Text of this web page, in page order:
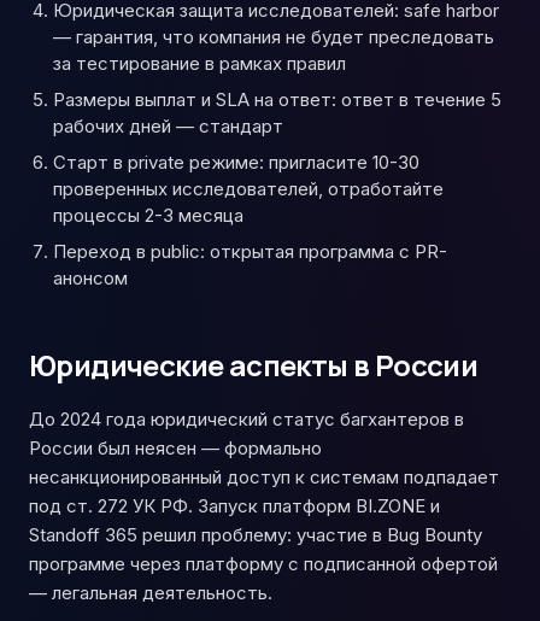
Юридическая защита исследователей: safe harbor
— гарантия, что компания не будет преследовать
за тестирование в рамках правил
Размеры выплат и SLA на ответ: ответ в течение 5
рабочих дней — стандарт
Старт в private режиме: пригласите 10-30
проверенных исследователей, отработайте
процессы 2-3 месяца
Переход в public: открытая программа с PR-
анонсом
Юридические аспекты в России
До 2024 года юридический статус багхантеров в
России был неясен — формально
несанкционированный доступ к системам подпадает
под ст. 272 УК РФ. Запуск платформ BI.ZONE и
Standoff 365 решил проблему: участие в Bug Bounty
программе через платформу с подписанной офертой
— легальная деятельность.